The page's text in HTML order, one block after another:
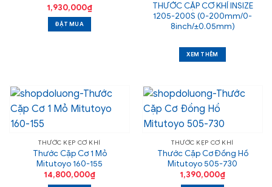
1,930,000₫
ĐẶT MUA
THƯỚC CẶP CƠ KHÍ INSIZE
1205-200S (0-200mm/0-
8inch/±0.05mm)
XEM THÊM
THƯỚC KẸP CƠ KHÍ
Thước Cặp Cơ 1 Mỏ
Mitutoyo 160-155
14,800,000₫
THƯỚC KẸP CƠ KHÍ
Thước Cặp Cơ Đồng Hồ
Mitutoyo 505-730
1,390,000₫